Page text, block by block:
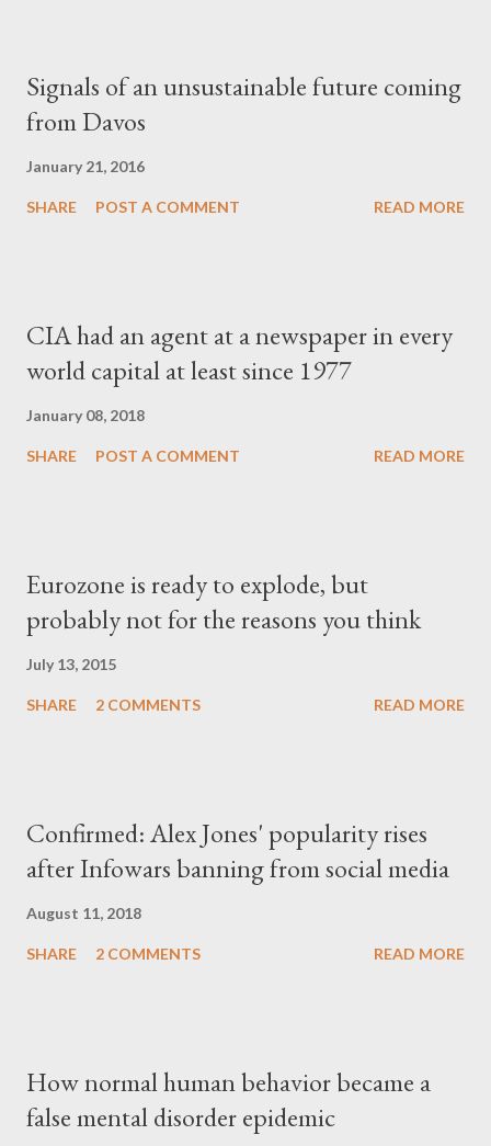
Signals of an unsustainable future coming
from Davos
January 21, 2016
SHARE POST A COMMENT READ MORE
CIA had an agent at a newspaper in every
world capital at least since 1977
January 08, 2018
SHARE POST A COMMENT READ MORE
Eurozone is ready to explode, but
probably not for the reasons you think
July 13, 2015
SHARE 2 COMMENTS READ MORE
Confirmed: Alex Jones' popularity rises
after Infowars banning from social media
August 11, 2018
SHARE 2 COMMENTS READ MORE
How normal human behavior became a
false mental disorder epidemic